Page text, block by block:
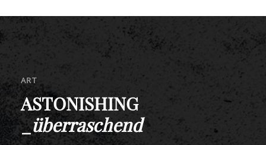
ART
ASTONISHING
_überraschend